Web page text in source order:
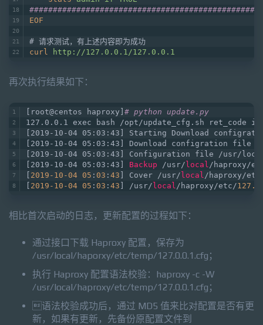
EOF
# 请求测试，有上述内容即为成功
curl
http://127.0.0.1/127.0.0.1
再次执行结果如下：
[root@centos haproxy] # python update.py
127.0.0.1 exec bash /opt/update_cfg.sh ret_code
[2019-10-04 05:03:43] Starting Download
[2019-10-04 05:03:43] Download configration file
[2019-10-04 05:03:43] Configuration file /usr/
[2019-10-04 05:03:43] Backup /usr/ local/haproxy/
2019 -10 -04 05 : 03 : 43 ] Cover /usr/ local/haproxy/
2019 -10 -04 05 : 03 : 43 ] /usr/ local/haproxy/etc/127.0
相比首次启动的日志，更新配置的过程如下：
通过接口下载 Haproxy 配置，保存为
/usr/local/haporxy/etc/temp/127.0.0.1.cfg；
执行 Haproxy 配置语法校验：haproxy -c -W
/usr/local/haproxy/etc/temp/127.0.0.1.cfg；
语法校验成功后，通过 MD5 值来比对配置是否有更
新，如果有更新，先备份原配置文件到